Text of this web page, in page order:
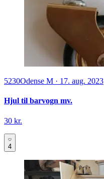
5230Odense M · 17. aug. 2023
Hjul til barvogn mv.
30 kr.
4